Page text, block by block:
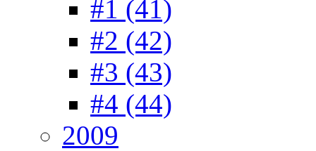
#1 (41)
#2 (42)
#3 (43)
#4 (44)
2009